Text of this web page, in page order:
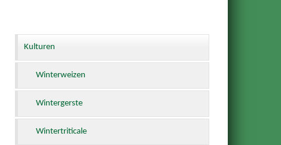
Kulturen
Winterweizen
Wintergerste
Wintertriticale